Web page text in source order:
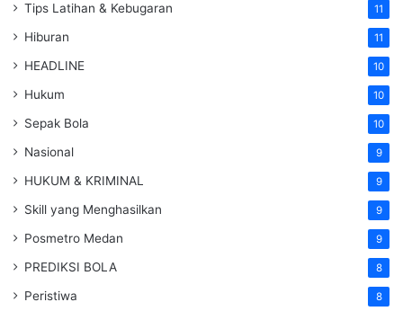
Tips Latihan & Kebugaran 11
Hiburan 11
HEADLINE 10
Hukum 10
Sepak Bola 10
Nasional 9
HUKUM & KRIMINAL 9
Skill yang Menghasilkan 9
Posmetro Medan 9
PREDIKSI BOLA 8
Peristiwa 8